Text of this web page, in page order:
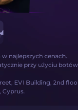
najlepszych cenach.
przy użyciu botów
EVI Building, 2nd
Cyprus.